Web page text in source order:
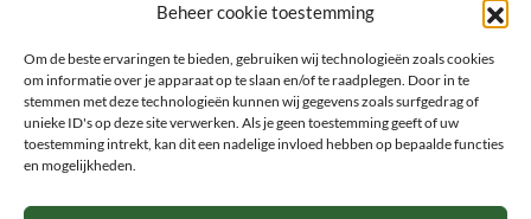
Beheer cookie toestemming
Om de beste ervaringen te bieden, gebruiken wij technologieën zoals cookies
om informatie over je apparaat op te slaan en/of te raadplegen. Door in te
stemmen met deze technologieën kunnen wij gegevens zoals surfgedrag of
unieke ID's op deze site verwerken. Als je geen toestemming geeft of uw
toestemming intrekt, kan dit een nadelige invloed hebben op bepaalde functies
en mogelijkheden.
Europa investeert in zijn platteland